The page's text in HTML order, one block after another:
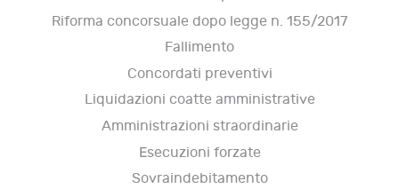
Riforma concorsuale dopo legge n. 155/2017
Fallimento
Concordati preventivi
Liquidazioni coatte amministrative
Amministrazioni straordinarie
Esecuzioni forzate
Sovraindebitamento